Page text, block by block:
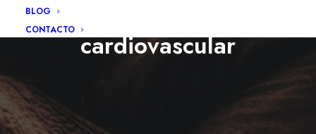
BLOG
CONTACTO cardiovascular